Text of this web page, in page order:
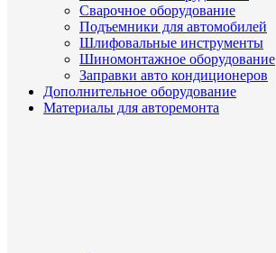
Сварочное оборудование
Подъемники для автомобилей
Шлифовальные инструменты
Шиномонтажное оборудование
Заправки авто кондиционеров
Дополнительное оборудование
Материалы для авторемонта